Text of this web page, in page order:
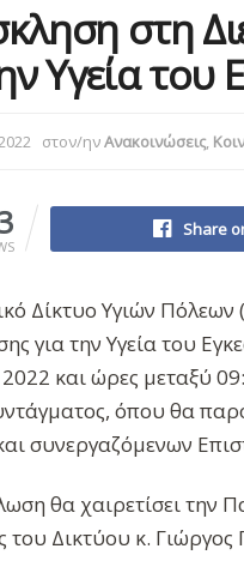
στη
Υγεία του
στον/ηνΑνακοινώσεις,
Share
Δίκτυο Υγιών Πόλεων
για την Υγεία του
και ώρες μεταξύ
όπου θα
συνεργαζόμενων
θα χαιρετίσει την
Δικτύου κ. Γιώργος